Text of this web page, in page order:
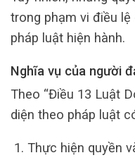
trong phạm vi điều
pháp luật hiện hành.
Nghĩa vụ của người
Theo “Điều 13 Luật
diện theo pháp luật
Thực hiện quyền